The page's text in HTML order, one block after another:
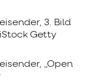
3. Bild
Getty
„Open